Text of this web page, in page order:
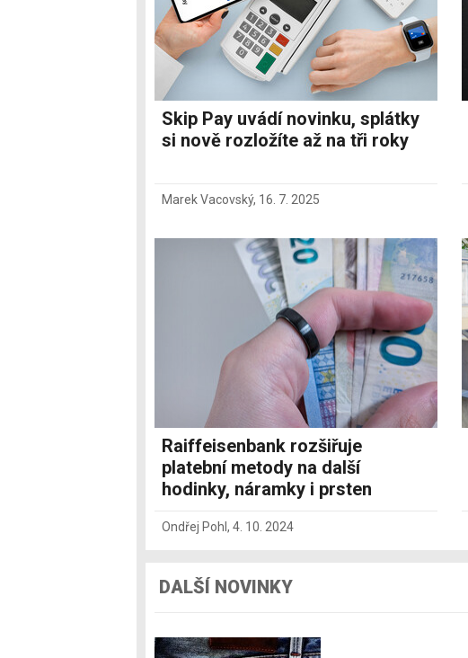
Skip Pay uvádí novinku, splátky
si nově rozložíte až na tři roky
Marek Vacovský, 16. 7. 2025
Raiffeisenbank rozšiřuje
platební metody na další
hodinky, náramky i prsten
Ondřej Pohl , 4. 10. 2024
DALŠÍ NOVINKY